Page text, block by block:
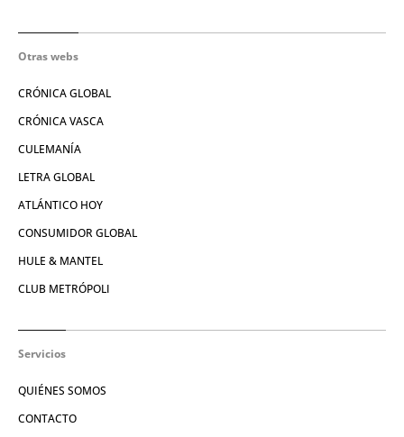
Otras webs
CRÓNICA GLOBAL
CRÓNICA VASCA
CULEMANÍA
LETRA GLOBAL
ATLÁNTICO HOY
CONSUMIDOR GLOBAL
HULE & MANTEL
CLUB METRÓPOLI
Servicios
QUIÉNES SOMOS
CONTACTO